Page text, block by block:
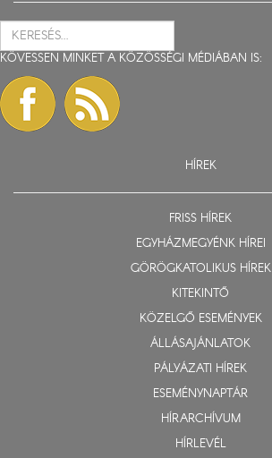
KÖVESSEN MINKET A KÖZÖSSÉGI MÉDIÁBAN IS:
HÍREK
FRISS HÍREK
EGYHÁZMEGYÉNK HÍREI
GÖRÖGKATOLIKUS HÍREK
KITEKINTŐ
KÖZELGŐ ESEMÉNYEK
ÁLLÁSAJÁNLATOK
PÁLYÁZATI HÍREK
ESEMÉNYNAPTÁR
HÍRARCHÍVUM
HÍRLEVÉL